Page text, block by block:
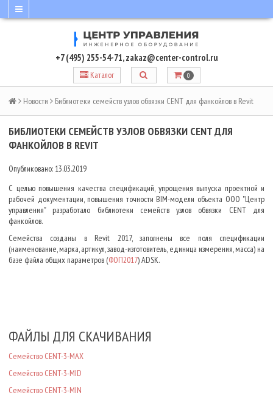
+7 (495) 255-54-71,zakaz@center-control.ru
Каталог 0
Новости Библиотеки семейств узлов обвязки CENT для фанкойлов в Revit
БИБЛИОТЕКИ СЕМЕЙСТВ УЗЛОВ ОБВЯЗКИ CENT ДЛЯ
ФАНКОЙЛОВ В REVIT
Опубликовано: 13.03.2019
С целью повышения качества спецификаций, упрощения выпуска проектной и
рабочей документации, повышения точности BIM-модели объекта ООО "Центр
управления" разработало библиотеки семейств узлов обвязки CENT для
фанкойлов.
Семейства созданы в Revit 2017, заполнены все поля спецификации
(наименование, марка, артикул, завод-изготовитель, единица измерения, масса) на
базе файла общих параметров (ФОП2017) ADSK.
ФАЙЛЫ ДЛЯ СКАЧИВАНИЯ
Семейство CENT-3-MAX
Семейство CENT-3-MID
Семейство CENT-3-MIN